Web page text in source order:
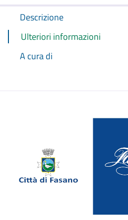
Descrizione
Ulteriori informazioni
A cura di